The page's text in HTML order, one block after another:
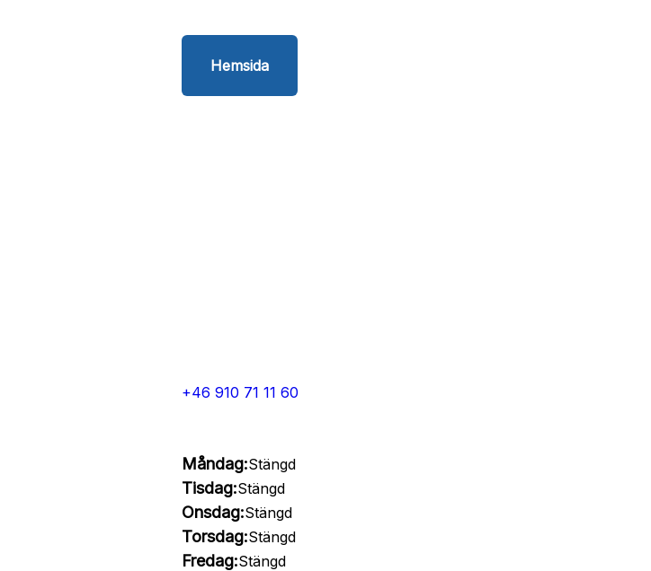
Hemsida
+46 910 71 11 60
Måndag:Stängd
Tisdag:Stängd
Onsdag:Stängd
Torsdag:Stängd
Fredag:Stängd